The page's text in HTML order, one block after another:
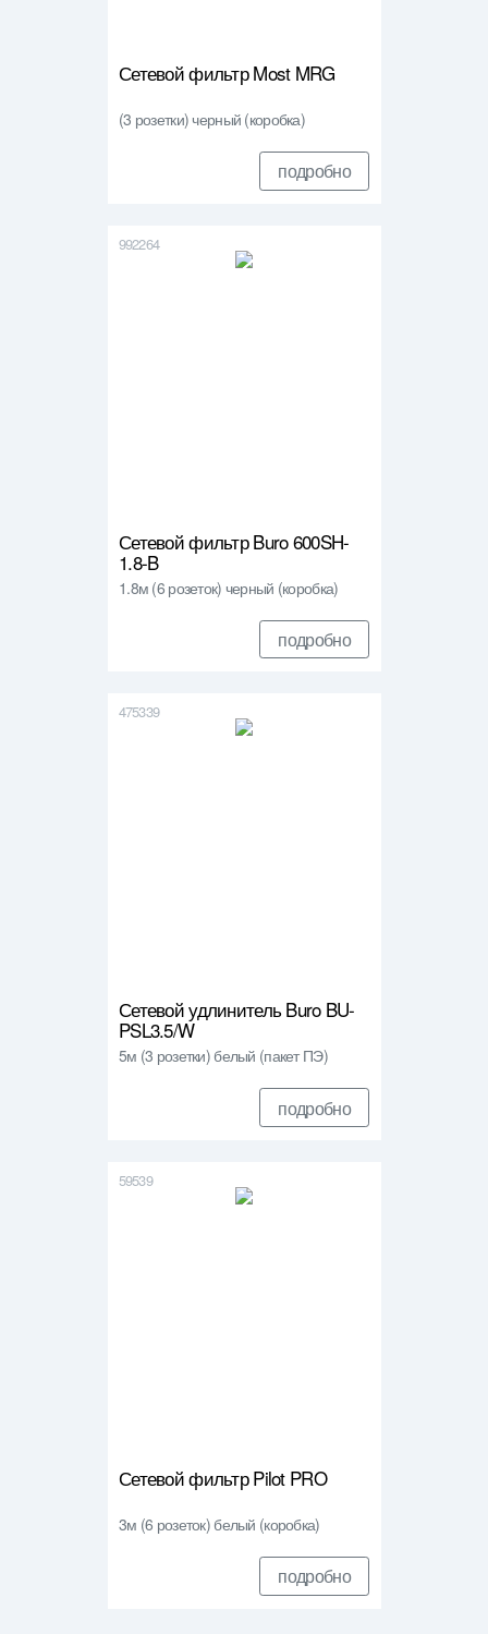
Сетевой фильтр Most MRG
(3 розетки) черный (коробка)
подробно
992264
Сетевой фильтр Buro 600SH-
1.8-B
1.8м (6 розеток) черный (коробка)
подробно
475339
Сетевой удлинитель Buro BU-
PSL3.5/W
5м (3 розетки) белый (пакет ПЭ)
подробно
59539
Сетевой фильтр Pilot PRO
3м (6 розеток) белый (коробка)
подробно